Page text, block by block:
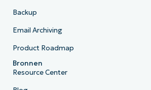
Backup
Email Archiving
Product Roadmap
Bronnen
Resource Center